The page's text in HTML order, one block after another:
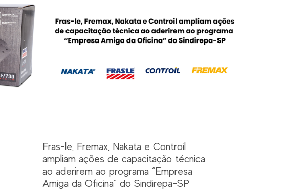
Fras-le, Fremax, Nakata e Controil
ampliam ações de capacitação técnica
ao aderirem ao programa “Empresa
Amiga da Oficina” do Sindirepa-SP